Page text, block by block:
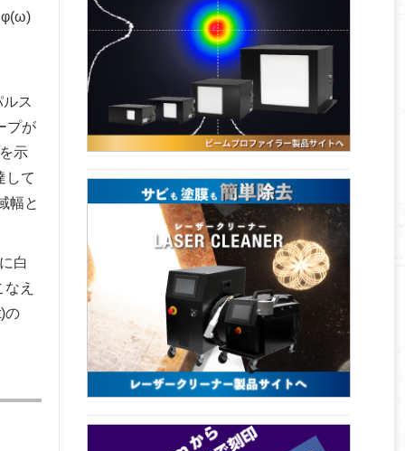
φ(ω)
ス
プが
示
して
幅と
白
え
の